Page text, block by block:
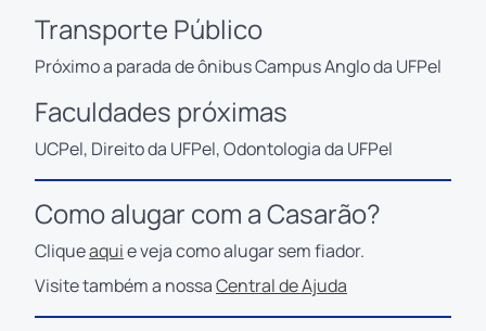
Transporte Público
Próximo a parada de ônibus Campus Anglo da UFPel
Faculdades próximas
UCPel, Direito da UFPel, Odontologia da UFPel
Como alugar com a Casarão?
Cliqueaquie veja como alugar sem fiador.
Visite também a nossaCentral de Ajuda